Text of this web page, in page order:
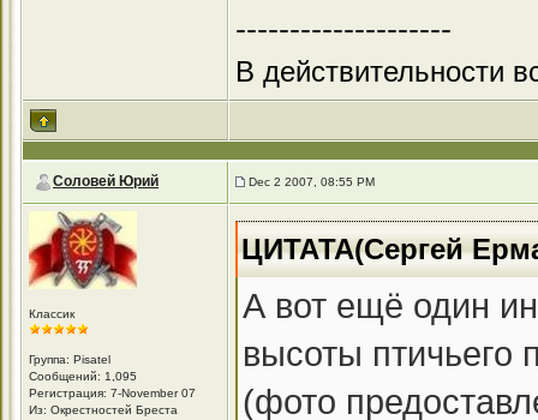
--------------------
В действительности
Соловей Юрий Dec 2 2007, 08:55 PM
Классик
Группа: Pisatel
Сообщений: 1,095
Регистрация: 7-November 07
Из: Окрестностей Бреста
ЦИТАТА(Сергей
А вот ещё один
высоты птичьего
(фото